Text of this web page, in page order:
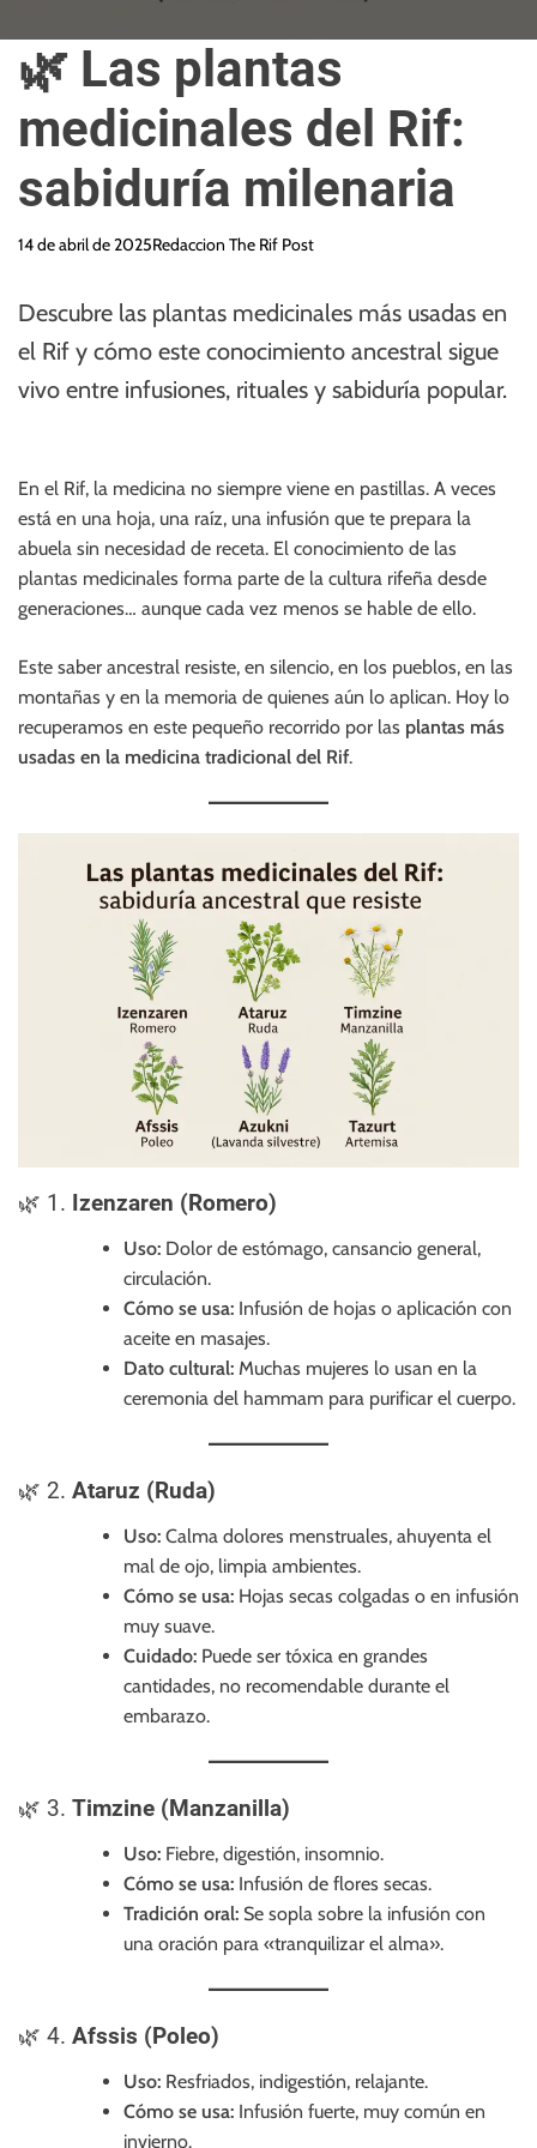
🌿 Las plantas
medicinales del Rif:
sabiduría milenaria
14 de abril de 2025Redaccion The Rif Post
Descubre las plantas medicinales más usadas en
el Rif y cómo este conocimiento ancestral sigue
vivo entre infusiones, rituales y sabiduría popular.
En el Rif, la medicina no siempre viene en pastillas. A veces
está en una hoja, una raíz, una infusión que te prepara la
abuela sin necesidad de receta. El conocimiento de las
plantas medicinales forma parte de la cultura rifeña desde
generaciones… aunque cada vez menos se hable de ello.
Este saber ancestral resiste, en silencio, en los pueblos, en las
montañas y en la memoria de quienes aún lo aplican. Hoy lo
recuperamos en este pequeño recorrido por las plantas más
usadas en la medicina tradicional del Rif.
🌿 1. Izenzaren (Romero)
Uso: Dolor de estómago, cansancio general,
circulación.
Cómo se usa: Infusión de hojas o aplicación con
aceite en masajes.
Dato cultural: Muchas mujeres lo usan en la
ceremonia del hammam para purificar el cuerpo.
🌿 2. Ataruz (Ruda)
Uso: Calma dolores menstruales, ahuyenta el
mal de ojo, limpia ambientes.
Cómo se usa: Hojas secas colgadas o en infusión
muy suave.
Cuidado: Puede ser tóxica en grandes
cantidades, no recomendable durante el
embarazo.
🌿 3. Timzine (Manzanilla)
Uso: Fiebre, digestión, insomnio.
Cómo se usa: Infusión de flores secas.
Tradición oral: Se sopla sobre la infusión con
una oración para «tranquilizar el alma».
🌿 4. Afssis (Poleo)
Uso: Resfriados, indigestión, relajante.
Cómo se usa: Infusión fuerte, muy común en
invierno.